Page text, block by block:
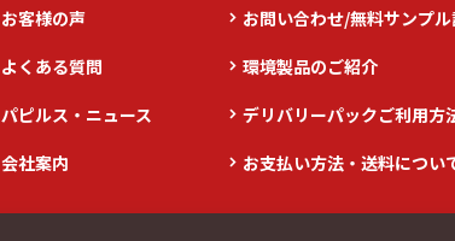
お客様の声
よくある質問
パピルス・ニュース
会社案内
お問い合わせ/無料サンプ
環境製品のご紹介
デリバリーパックご利用方
お支払い方法・送料につい